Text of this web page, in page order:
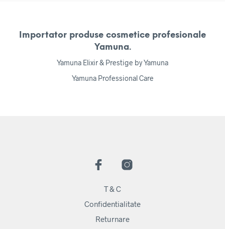
Importator produse cosmetice profesionale
Yamuna.
Yamuna Elixir & Prestige by Yamuna
Yamuna Professional Care
T & C
Confidentialitate
Returnare